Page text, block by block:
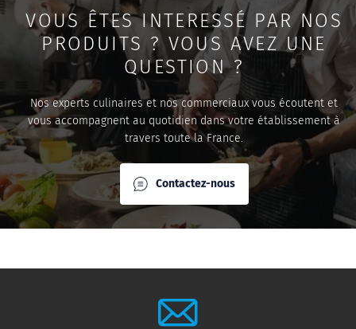
VOUS ÊTES INTERESSÉ PAR NOS
PRODUITS ? VOUS AVEZ UNE
QUESTION ?
Nos experts culinaires et nos commerciaux vous écoutent et
vous accompagnent au quotidien dans votre établissement à
travers toute la France.
Contactez-nous